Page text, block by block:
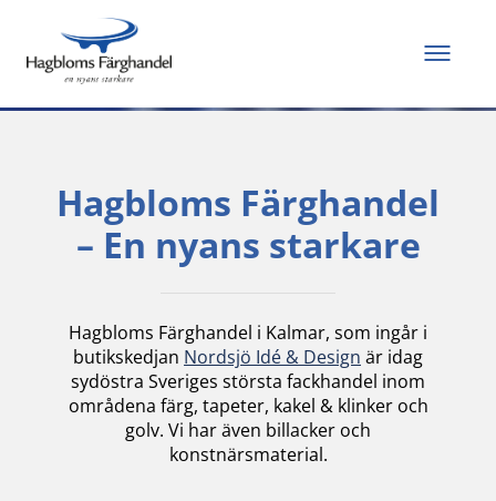
Allt du behöver för
att måla och renovera
Hagbloms Färghandel
– En nyans starkare
Hagbloms Färghandel i Kalmar, som ingår i
butikskedjan Nordsjö Idé & Design är idag
sydöstra Sveriges största fackhandel inom
områdena färg, tapeter, kakel & klinker och
golv. Vi har även billacker och
konstnärsmaterial.